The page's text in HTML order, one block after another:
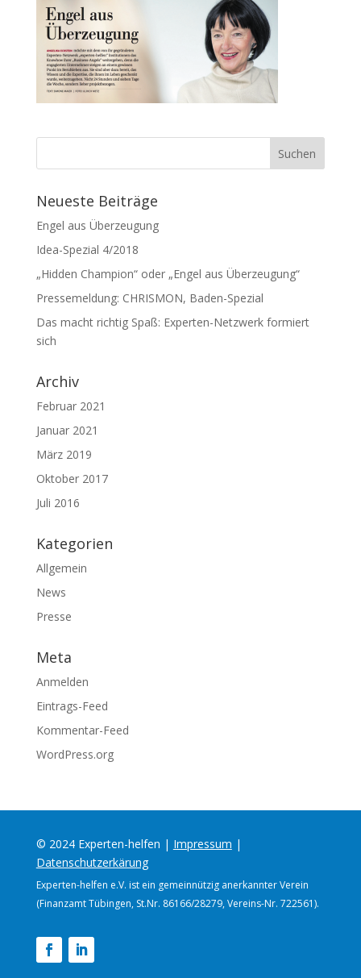
Neueste Beiträge
Engel aus Überzeugung
Idea-Spezial 4/2018
„Hidden Champion“ oder „Engel aus Überzeugung“
Pressemeldung: CHRISMON, Baden-Spezial
Das macht richtig Spaß: Experten-Netzwerk formiert
sich
Archiv
Februar 2021
Januar 2021
März 2019
Oktober 2017
Juli 2016
Kategorien
Allgemein
News
Presse
Meta
Anmelden
Eintrags-Feed
Kommentar-Feed
WordPress.org
© 2024 Experten-helfen | Impressum |
Datenschutzerkärung
Experten-helfen e.V. ist ein gemeinnützig anerkannter Verein
(Finanzamt Tübingen, St.Nr. 86166/28279, Vereins-Nr. 722561).